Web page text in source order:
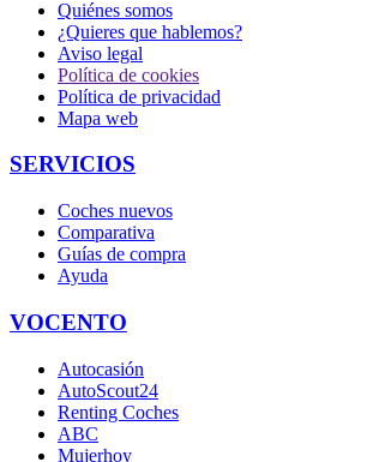
Quiénes somos
¿Quieres que hablemos?
Aviso legal
Política de cookies
Política de privacidad
Mapa web
SERVICIOS
Coches nuevos
Comparativa
Guías de compra
Ayuda
VOCENTO
Autocasión
AutoScout24
Renting Coches
ABC
Mujerhoy